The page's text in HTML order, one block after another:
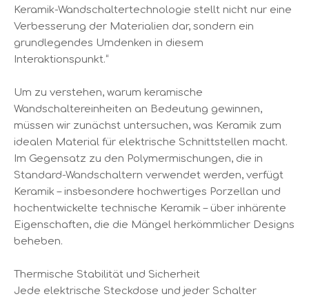
Keramik-Wandschaltertechnologie stellt nicht nur eine
Verbesserung der Materialien dar, sondern ein
grundlegendes Umdenken in diesem
Interaktionspunkt.“
Um zu verstehen, warum keramische
Wandschaltereinheiten an Bedeutung gewinnen,
müssen wir zunächst untersuchen, was Keramik zum
idealen Material für elektrische Schnittstellen macht.
Im Gegensatz zu den Polymermischungen, die in
Standard-Wandschaltern verwendet werden, verfügt
Keramik – insbesondere hochwertiges Porzellan und
hochentwickelte technische Keramik – über inhärente
Eigenschaften, die die Mängel herkömmlicher Designs
beheben.
Thermische Stabilität und Sicherheit
Jede elektrische Steckdose und jeder Schalter